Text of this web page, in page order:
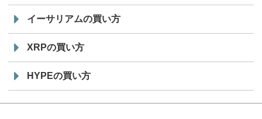
イーサリアムの買い方
XRPの買い方
HYPEの買い方